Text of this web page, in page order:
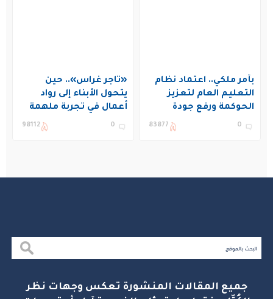
بأمر ملكي.. اعتماد نظام
التعليم العام لتعزيز
الحوكمة ورفع جودة
التعليم في المملكة
0
83877
«تاجر غراس».. حين
يتحول الأبناء إلى رواد
أعمال في تجربة ملهمة
بنادي غراس الصيفي
0
98112
جميع المقالات المنشورة تعكس وجهات نظر